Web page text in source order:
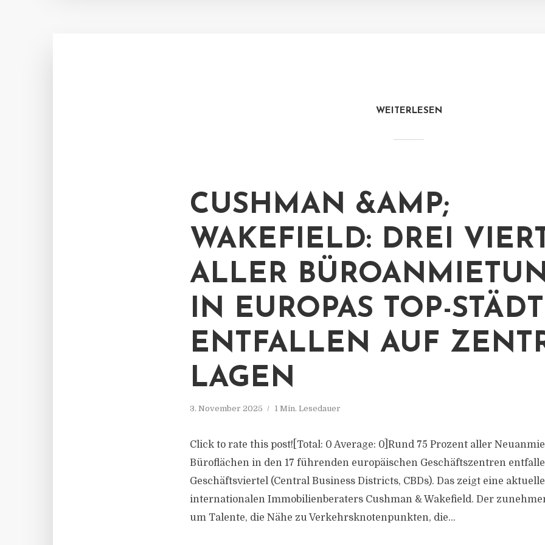
WEITERLESEN
CUSHMAN &AMP;
WAKEFIELD: DREI
ALLER
IN EUROPAS TOP-
ENTFALLEN AUF
LAGEN
3. November 2025 1 Min. Lesedauer
Click to rate this post![Total: 0 Average: 0]Rund 75 Prozent aller
Büroflächen in den 17 führenden europäischen Geschäftszentren
Geschäftsviertel (Central Business Districts, CBDs). Das zeigt eine
internationalen Immobilienberaters Cushman & Wakefield. Der
um Talente, die Nähe zu Verkehrsknotenpunkten, die...